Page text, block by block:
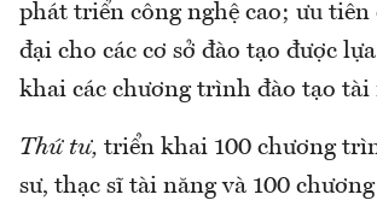
phát triển công nghệ cao; ưu tiên
đại cho các cơ sở đào tạo được
khai các chương trình đào tạo tài
Thứ tư, triển khai 100 chương
sư, thạc sĩ tài năng và 100